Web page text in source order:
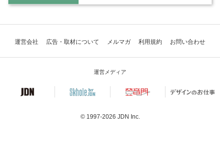
運営会社 広告・取材について メルマガ 利用規約 お問い合わせ
運営メディア
© 1997-2026 JDN Inc.